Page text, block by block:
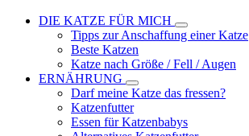
DIE KATZE FÜR MICH
Tipps zur Anschaffung einer Katze
Beste Katzen
Katze nach Größe / Fell / Augen
ERNÄHRUNG
Darf meine Katze das fressen?
Katzenfutter
Essen für Katzenbabys